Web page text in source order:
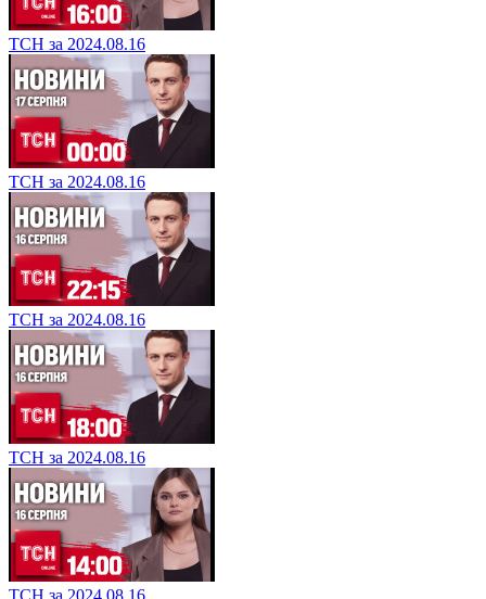
ТСН за 2024.08.16
ТСН за 2024.08.16
ТСН за 2024.08.16
ТСН за 2024.08.16
ТСН за 2024.08.16